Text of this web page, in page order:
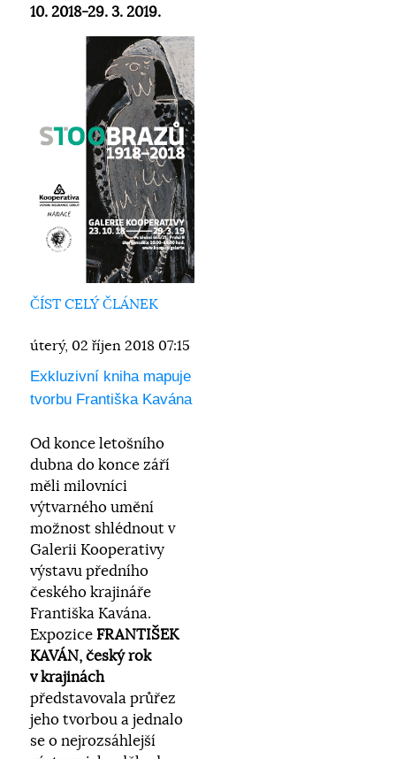
10. 2018-29. 3. 2019.
ČÍST CELÝ ČLÁNEK
úterý, 02 říjen 2018 07:15
Exkluzivní kniha mapuje
tvorbu Františka Kavána
Od konce letošního
dubna do konce září
měli milovníci
výtvarného umění
možnost shlédnout v
Galerii Kooperativy
výstavu předního
českého krajináře
Františka Kavána.
Expozice FRANTIŠEK
KAVÁN, český rok
v krajinách
představovala průřez
jeho tvorbou a jednalo
se o nejrozsáhlejší